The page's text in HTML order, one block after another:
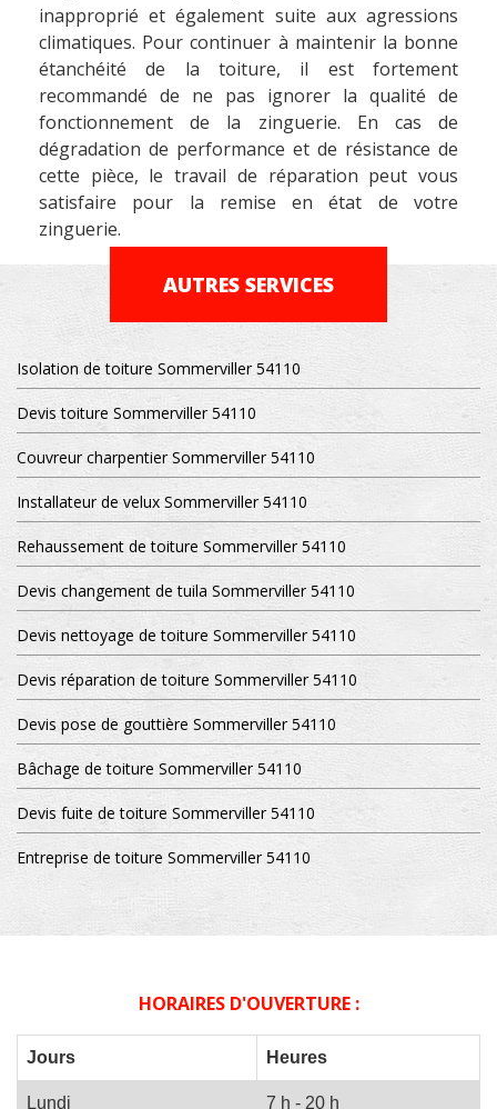
inapproprié et également suite aux agressions
climatiques. Pour continuer à maintenir la bonne
étanchéité de la toiture, il est fortement
recommandé de ne pas ignorer la qualité de
fonctionnement de la zinguerie. En cas de
dégradation de performance et de résistance de
cette pièce, le travail de réparation peut vous
satisfaire pour la remise en état de votre
zinguerie.
AUTRES SERVICES
Isolation de toiture Sommerviller 54110
Devis toiture Sommerviller 54110
Couvreur charpentier Sommerviller 54110
Installateur de velux Sommerviller 54110
Rehaussement de toiture Sommerviller 54110
Devis changement de tuila Sommerviller 54110
Devis nettoyage de toiture Sommerviller 54110
Devis réparation de toiture Sommerviller 54110
Devis pose de gouttière Sommerviller 54110
Bâchage de toiture Sommerviller 54110
Devis fuite de toiture Sommerviller 54110
Entreprise de toiture Sommerviller 54110
HORAIRES D'OUVERTURE :
Jours Heures
Lundi 7 h - 20 h